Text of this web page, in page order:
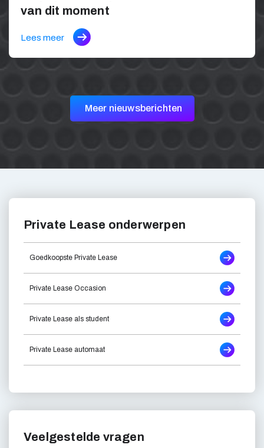
van dit moment
Lees meer
Meer nieuwsberichten
Private Lease onderwerpen
Goedkoopste Private Lease
Private Lease Occasion
Private Lease als student
Private Lease automaat
Veelgestelde vragen